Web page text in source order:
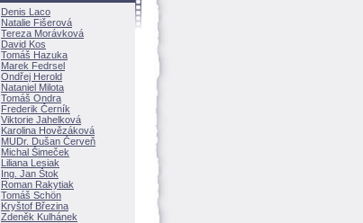
Denis Laco
Natalie Fišerov
Tereza Morávkov
David Kos
Tomáš Hazuka
Marek Fedrsel
Ondřej Herold
Nataniel Milota
Tomáš Ondra
Frederik Černík
Viktorie Jahelkov
Karolina Hovězákov
MUDr. Dušan Červeň
Michal Šimeček
Liliana Lesiak
Ing. Jan Štok
Roman Rakytiak
Tomáš Schön
Kryštof Březina
Zdeněk Kulhánek